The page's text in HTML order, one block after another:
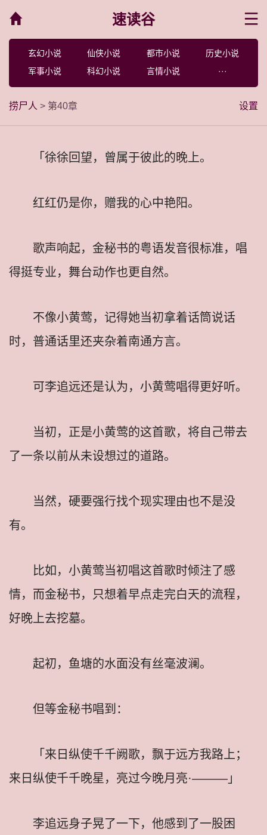
速读谷
玄幻小说 仙侠小说 都市小说
历史小说
军事小说
科幻小说 言情小说 ···
设置
捞尸人 > 第40章
「徐徐回望，曾属于彼此的晚上。
红红仍是你，赠我的心中艳阳。
歌声响起，金秘书的粤语发音很标准，唱
得挺专业，舞台动作也更自然。
不像小黄莺，记得她当初拿着话筒说话
时，普通话里还夹杂着南通方言。
可李追远还是认为，小黄莺唱得更好听。
当初，正是小黄莺的这首歌，将自己带去
了一条以前从未设想过的道路。
当然，硬要强行找个现实理由也不是没
有。
比如，小黄莺当初唱这首歌时倾注了感
情，而金秘书，只想着早点走完白天的流程，
好晚上去挖墓。
起初，鱼塘的水面没有丝毫波澜。
但等金秘书唱到：
「来日纵使千千阙歌，飘于远方我路上；
来日纵使千千晚星，亮过今晚月亮·———」
李追远身子晃了一下，他感到了一股困